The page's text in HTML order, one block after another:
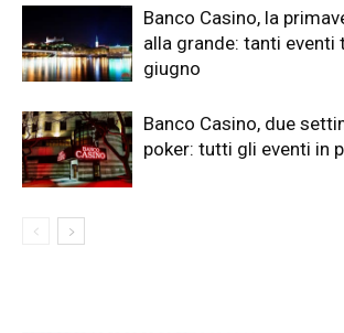
Banco Casino, la
alla grande: tanti eventi
giugno
Banco Casino, due
poker: tutti gli eventi in